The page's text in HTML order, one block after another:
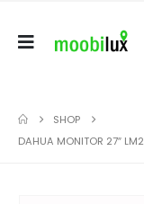
SHOP
DAHUA MONITOR 27″